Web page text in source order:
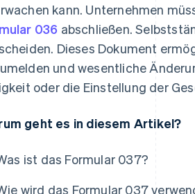
kann. Unternehmen
036 abschließen.
Dieses Dokument
und wesentliche
oder die Einstellung der
geht es in diesem Artikel?
ist das Formular 037?
wird das Formular 037